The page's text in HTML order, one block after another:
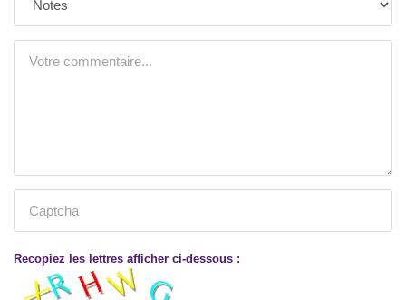
Recopiez les lettres afficher ci-dessous :